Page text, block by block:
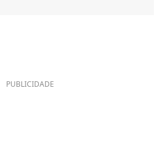
PUBLICIDADE